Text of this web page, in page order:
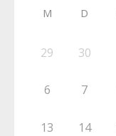
M D
29 30
6 7
13 14